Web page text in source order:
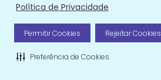
Política de Privacidade
Permitir Cookies Rejeitar Cookies
Preferência de Cookies